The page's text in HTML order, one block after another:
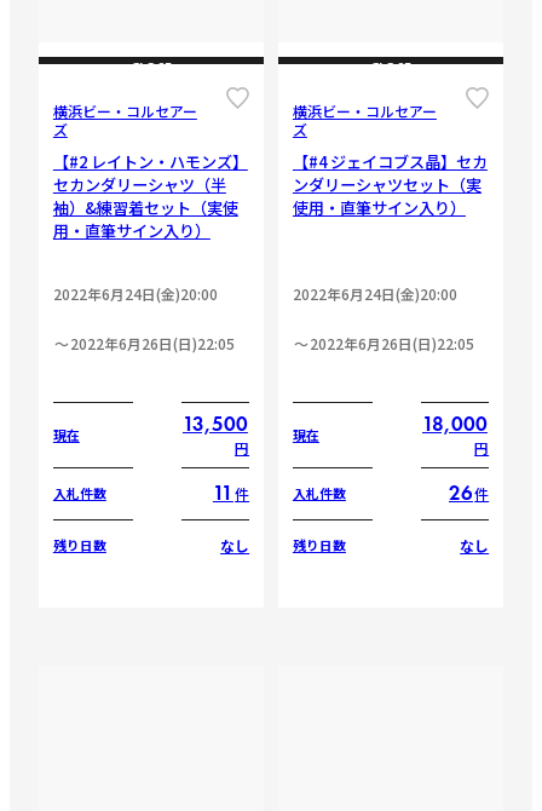
CLOSE
横浜ビー・コルセアー
ズ
【#2 レイトン・ハモンズ】
セカンダリーシャツ（半
袖）&練習着セット（実使
用・直筆サイン入り）
2022年6月24日(金)20:00
2022年6月26日(日)22:05
現在 13,500
円
入札件数 11 件
残り日数 なし
CLOSE
横浜ビー・コルセアー
ズ
【#4 ジェイコブス晶】セカ
ンダリーシャツセット（実
使用・直筆サイン入り）
2022年6月24日(金)20:00
2022年6月26日(日)22:05
現在 18,000
円
入札件数 26件
残り日数 なし